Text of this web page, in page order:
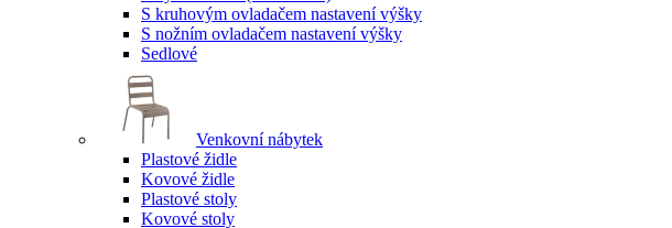
S kruhovým ovladačem nastavení výšky
S nožním ovladačem nastavení výšky
Sedlové
Venkovní nábytek
Plastové židle
Kovové židle
Plastové stoly
Kovové stoly